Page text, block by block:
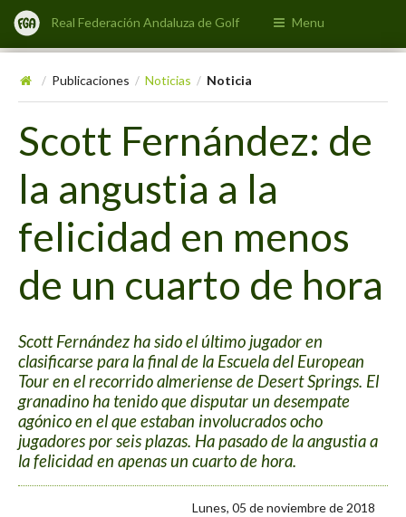
Real Federación Andaluza de Golf Menu
/ Publicaciones / Noticias / Noticia
Scott Fernández: de
la angustia a la
felicidad en menos
de un cuarto de hora
Scott Fernández ha sido el último jugador en
clasificarse para la final de la Escuela del European
Tour en el recorrido almeriense de Desert Springs. El
granadino ha tenido que disputar un desempate
agónico en el que estaban involucrados ocho
jugadores por seis plazas. Ha pasado de la angustia a
la felicidad en apenas un cuarto de hora.
Lunes, 05 de noviembre de 2018